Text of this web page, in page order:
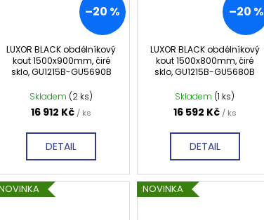
–20 %
LUXOR BLACK obdélníkový
kout 1500x900mm, čiré
sklo, GU1215B-GU5690B
Skladem (2 ks)
16 912 Kč / ks
DETAIL
–20 %
LUXOR BLACK obdélníkový
kout 1500x800mm, čiré
sklo, GU1215B-GU5680B
Skladem (1 ks)
16 592 Kč / ks
DETAIL
NOVINKA